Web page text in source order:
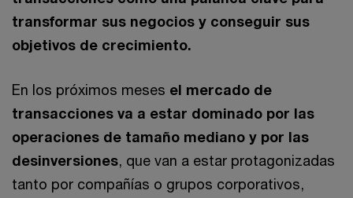
transformar sus negocios y conseguir sus
objetivos de crecimiento.
En los próximos meses el mercado de
transacciones va a estar dominado por las
operaciones de tamaño mediano y por las
desinversiones, que van a estar protagonizadas
tanto por compañías o grupos corporativos,